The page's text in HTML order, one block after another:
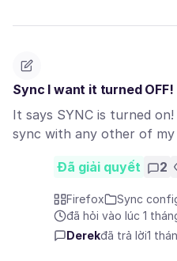
Sync I want it turned OFF!
It says SYNC is turned
sync with any other of my
Đã giải quyết 2
Firefox
Sync
đã hỏi vào lúc 1
Derekđã trả lời1